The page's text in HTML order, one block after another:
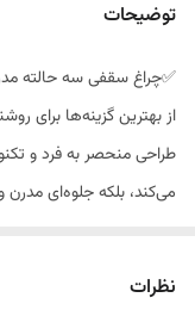
میزان شدت نور
زاویه تابش نور
رنگ نور
جنس بدنه
توضیحات
از بهترین گزینه‌ها برای
طراحی منحصر به فرد و
می‌کند، بلکه جلوه‌ای
نظرات